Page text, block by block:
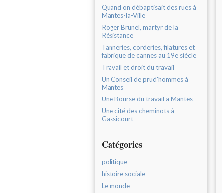
Quand on débaptisait des rues à
Mantes-la-Ville
Roger Brunel, martyr de la
Résistance
Tanneries, corderies, filatures et
fabrique de cannes au 19e siècle
Travail et droit du travail
Un Conseil de prud'hommes à
Mantes
Une Bourse du travail à Mantes
Une cité des cheminots à
Gassicourt
Catégories
politique
histoire sociale
Le monde